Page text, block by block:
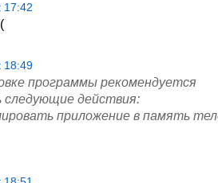
17:42
18:49
программы рекомендуется
следующие действия:
приложение в память